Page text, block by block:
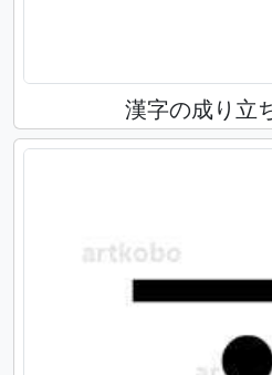
漢字の成り立